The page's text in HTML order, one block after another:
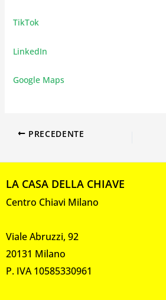
TikTok
LinkedIn
Google Maps
PRECEDENTE
LA CASA DELLA CHIAVE
Centro Chiavi Milano
Viale Abruzzi, 92
20131 Milano
P. IVA 10585330961